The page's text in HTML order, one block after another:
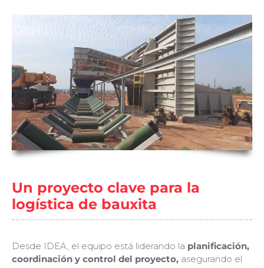
Un proyecto clave para la
logística de bauxita
Desde IDEA, el equipo está liderando la planificación,
coordinación y control del proyecto, asegurando el